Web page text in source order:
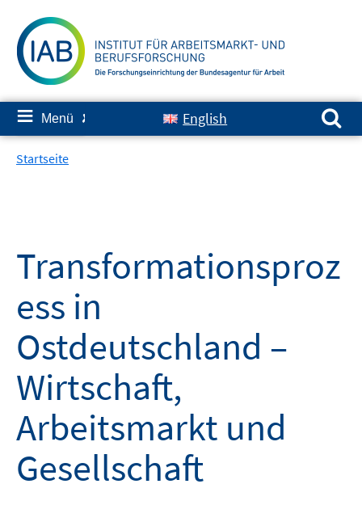
zum
Inhalt
≡ Menü ✘ English
Suchen nach:
Startseite
Transformationsproz
ess in
Ostdeutschland –
Wirtschaft,
Arbeitsmarkt und
Gesellschaft